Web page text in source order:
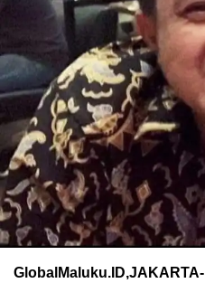
GlobalMaluku.ID,JAKARTA-